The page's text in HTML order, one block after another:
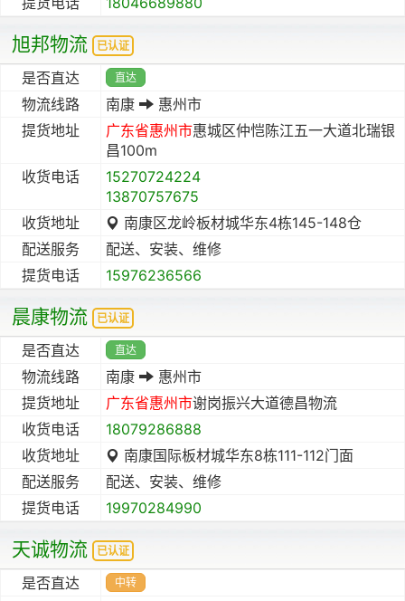
旭邦物流 已认证
是否直达 直达
物流线路 南康
惠州市
提货地址
广东省惠州市惠城区仲恺陈江五一大道北瑞银
昌100m
收货电话
15270724224
13870757675
收货地址
南康区龙岭板材城华东4栋145-148仓
配送服务
配送、安装、维修
提货电话
15976236566
晨康物流 已认证
是否直达 直达
物流线路 南康
惠州市
提货地址
广东省惠州市谢岗振兴大道德昌物流
收货电话
18079286888
收货地址
南康国际板材城华东8栋111-112门面
配送服务
配送、安装、维修
提货电话
19970284990
天诚物流 已认证
是否直达 中转